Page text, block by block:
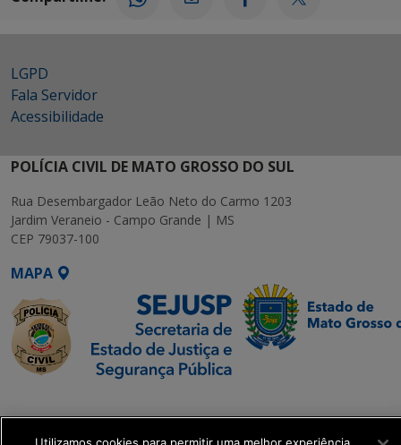
LGPD
Fala Servidor
Acessibilidade
POLÍCIA CIVIL DE MATO GROSSO DO SUL
Rua Desembargador Leão Neto do Carmo 1203
Jardim Veraneio - Campo Grande | MS
CEP 79037-100
MAPA
Executiva de